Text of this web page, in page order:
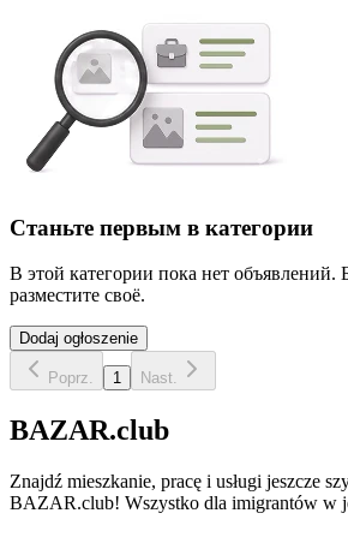
Станьте первым в категории
В этой категории пока нет объявлений.
разместите своё.
Dodaj ogłoszenie
Poprz. 1 Nast.
BAZAR.club
Znajdź mieszkanie, pracę i usługi jeszcze
BAZAR.club! Wszystko dla imigrantów w